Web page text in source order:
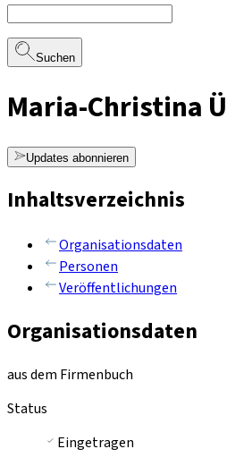
Suchen
Maria-Christina
Updates abonnieren
Inhaltsverzeichnis
Organisationsdaten
Personen
Veröffentlichungen
Organisationsdaten
aus dem Firmenbuch
Status
Eingetragen